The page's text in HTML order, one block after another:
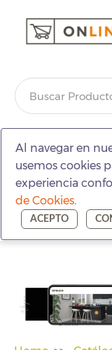
Al navegar en
usemos cookies
experiencia
de Cookies.
ACEPTO